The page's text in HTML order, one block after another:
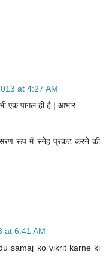
at 4:27 AM
एक पागल ही है | आभार
रूप में स्नेह प्रकट करने की
at 6:41 AM
samaj ko vikrit karne ki